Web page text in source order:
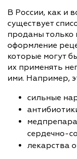
В России, как и
существует
проданы только
оформление
которые могут
их применять
ими. Например,
сильные
сердечно-
лекарства